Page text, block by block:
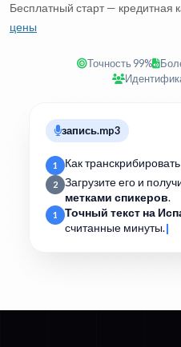
Бесплатный старт — кредитная
цены
Точность 99%
запись.mp3
1 Как транскрибировать
2 Загрузите его и
метками спикеров.
1 Точный текст на
считанные минуты.